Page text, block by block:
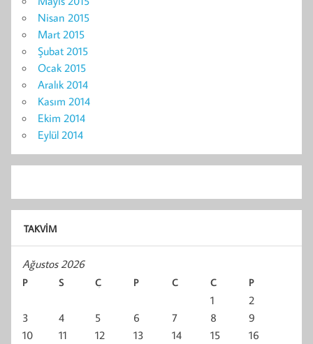
Nisan 2015
Mart 2015
Şubat 2015
Ocak 2015
Aralık 2014
Kasım 2014
Ekim 2014
Eylül 2014
TAKVIM
Ağustos 2026
P S Ç P C C P
1
2
3
4 5 6 7 8
9
10
11 12 13 14 15
16